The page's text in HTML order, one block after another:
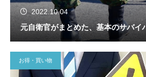
2022.10.04
元自衛官がまとめた、基本のサバイ
お得・買い物